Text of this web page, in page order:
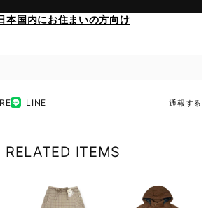
本国内にお住まいの方向け
LINE 通報する
RELATED ITEMS